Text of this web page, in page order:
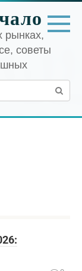
рынках,
советы